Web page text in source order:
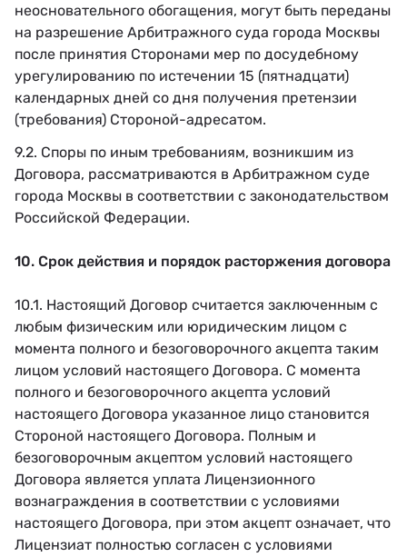
неосновательного обогащения, могут быть переданы
на разрешение Арбитражного суда города Москвы
после принятия Сторонами мер по досудебному
урегулированию по истечении 15 (пятнадцати)
календарных дней со дня получения претензии
(требования) Стороной-адресатом.
9.2. Споры по иным требованиям, возникшим из
Договора, рассматриваются в Арбитражном суде
города Москвы в соответствии с законодательством
Российской Федерации.
10. Срок действия и порядок расторжения договора
10.1. Настоящий Договор считается заключенным с
любым физическим или юридическим лицом с
момента полного и безоговорочного акцепта таким
лицом условий настоящего Договора. С момента
полного и безоговорочного акцепта условий
настоящего Договора указанное лицо становится
Стороной настоящего Договора. Полным и
безоговорочным акцептом условий настоящего
Договора является уплата Лицензионного
вознаграждения в соответствии с условиями
настоящего Договора, при этом акцепт означает, что
Лицензиат полностью согласен с условиями